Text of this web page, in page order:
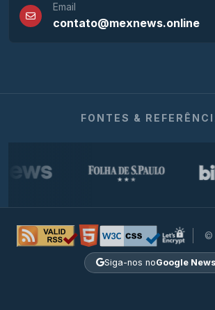
Email
contato@mexnews.online
FONTES &
©
Siga-nos noGoogle News